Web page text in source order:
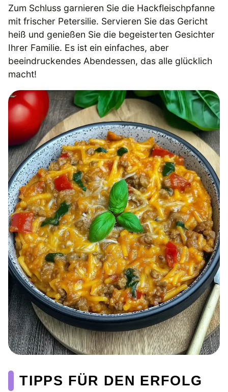
Zum Schluss garnieren Sie die Hackfleischpfanne
mit frischer Petersilie. Servieren Sie das Gericht
heiß und genießen Sie die begeisterten Gesichter
Ihrer Familie. Es ist ein einfaches, aber
beeindruckendes Abendessen, das alle glücklich
macht!
TIPPS FÜR DEN ERFOLG